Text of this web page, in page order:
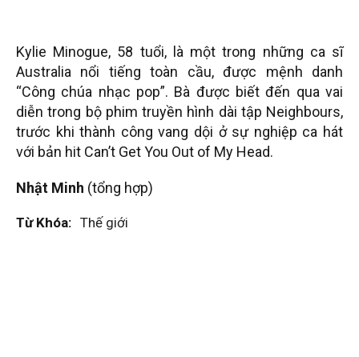
Kylie Minogue, 58 tuổi, là một trong những ca sĩ
Australia nổi tiếng toàn cầu, được mệnh danh
“Công chúa nhạc pop”. Bà được biết đến qua vai
diễn trong bộ phim truyền hình dài tập Neighbours,
trước khi thành công vang dội ở sự nghiệp ca hát
với bản hit Can’t Get You Out of My Head.
Nhật Minh (tổng hợp)
Từ Khóa: Thế giới